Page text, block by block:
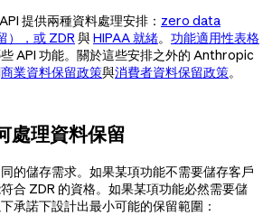
提供兩種資料處理安排： zero data
），或 ZDR與HIPAA 就緒。 功能適用性表格
API 功能。關於這些安排之外的 Anthropic
商業資料保留政策與消費者資料保留政策。
理資料保留
的儲存需求。如果某項功能不需要儲存客戶
合 ZDR 的資格。如果某項功能必然需要儲
承諾下設計出最小可能的保留範圍：